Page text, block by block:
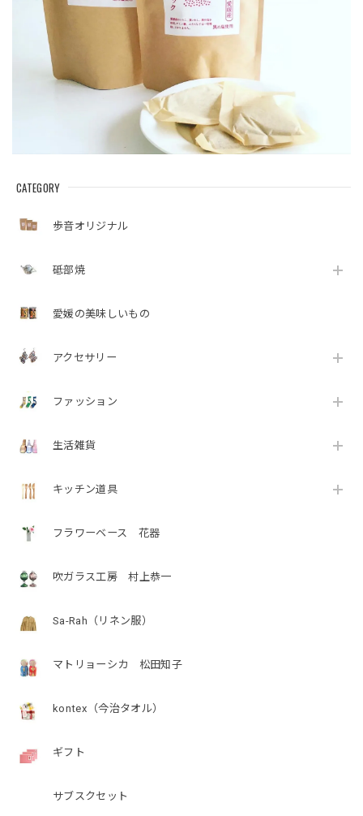
CATEGORY
歩音オリジナル
砥部焼
愛媛の美味しいもの
アクセサリー
ファッション
生活雑貨
キッチン道具
フラワーベース 花器
吹ガラス工房 村上恭一
Sa-Rah（リネン服）
マトリョーシカ 松田知子
kontex（今治タオル）
ギフト
サブスクセット